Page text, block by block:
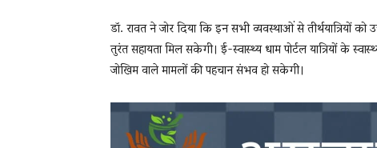
डॉ. रावत ने जोर दिया कि इन सभी व्यवस्थाओं से तीर्थयात्रियों
तुरंत सहायता मिल सकेगी। ई-स्वास्थ्य धाम पोर्टल यात्रियों के
जोखिम वाले मामलों की पहचान संभव हो सकेगी।